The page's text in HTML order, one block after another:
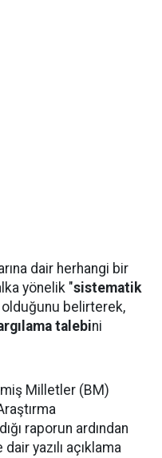
dair herhangi bir
yönelik "sistematik
belirterek,
talebini
Milletler (BM)
raporun ardından
yazılı açıklama